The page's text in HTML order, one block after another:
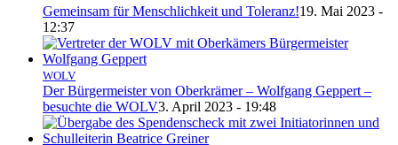
Gemeinsam für Menschlichkeit und Toleranz!19. Mai 2023 -
12:37
WOLV
Der Bürgermeister von Oberkrämer – Wolfgang Geppert –
besuchte die WOLV3. April 2023 - 19:48